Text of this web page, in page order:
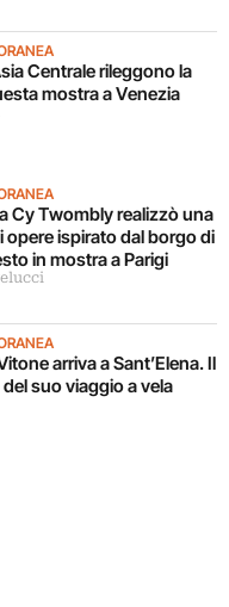
Centrale rileggono la
mostra a Venezia
Cy Twombly realizzò una
opere ispirato dal borgo di
in mostra a Parigi
arriva a Sant’Elena. Il
suo viaggio a vela